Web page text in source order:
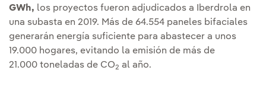
GWh, los proyectos fueron adjudicados a Iberdrola en
una subasta en 2019. Más de 64.554 paneles bifaciales
generarán energía suficiente para abastecer a unos
19.000 hogares, evitando la emisión de más de
21.000 toneladas de CO2 al año.